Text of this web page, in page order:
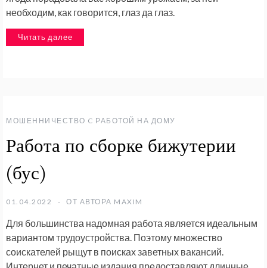
необходим, как говорится, глаз да глаз.
Читать далее
МОШЕННИЧЕСТВО C РАБОТОЙ НА ДОМУ
Работа по сборке бижутерии
(бус)
01.04.2022 ОТ АВТОРА MAXIM
Для большинства надомная работа является идеальным
вариантом трудоустройства. Поэтому множество
соискателей рыщут в поисках заветных вакансий.